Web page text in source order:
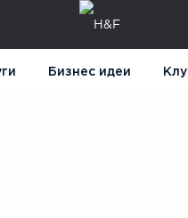
Бизнес идеи